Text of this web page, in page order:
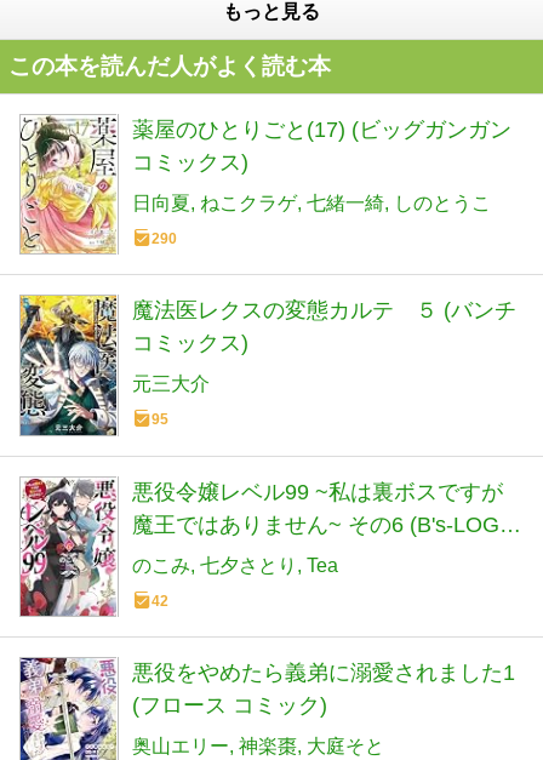
もっと見る
この本を読んだ人がよく読む本
薬屋のひとりごと(17) (ビッグガンガン
コミックス)
日向夏 ねこクラゲ 七緒一綺 しのとうこ
290
魔法医レクスの変態カルテ ５ (バンチ
コミックス)
元三大介
95
悪役令嬢レベル99 ~私は裏ボスですが
魔王ではありません~ その6 (B's-LOG
COMICS)
のこみ 七夕さとり Tea
42
悪役をやめたら義弟に溺愛されました1
(フロース コミック)
奥山エリー 神楽棗 大庭そと